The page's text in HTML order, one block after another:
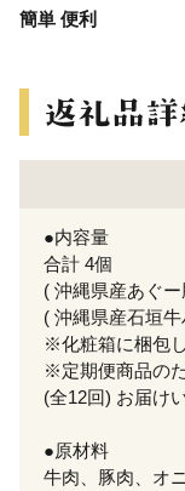
簡単 便利
●内容量
合計 4個
( 沖縄県産あぐ
( 沖縄県産石垣
※化粧箱に梱包
※定期便商品の
(全12回) お届け
●原材料
牛肉、豚肉、オ